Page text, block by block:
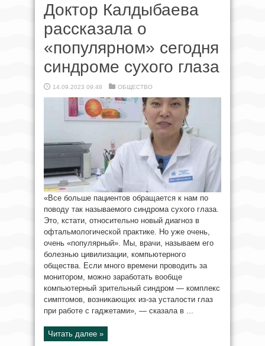
Доктор Калдыбаева
рассказала о
«популярном» сегодня
синдроме сухого глаза
14.09.2023 09:48 ОБЩЕСТВО
«Все больше пациентов обращается к нам по
поводу так называемого синдрома сухого глаза.
Это, кстати, относительно новый диагноз в
офтальмологической практике. Но уже очень,
очень «популярный». Мы, врачи, называем его
болезнью цивилизации, компьютерного
общества. Если много времени проводить за
монитором, можно заработать вообще
компьютерный зрительный синдром — комплекс
симптомов, возникающих из-за усталости глаз
при работе с гаджетами», — сказала в ...
Читать далее »